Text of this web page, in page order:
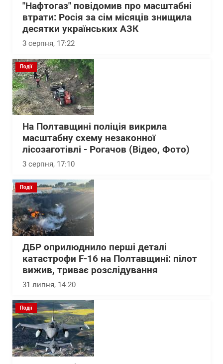
"Нафтогаз" повідомив про масштабні
втрати: Росія за сім місяців знищила
десятки українських АЗК
3 серпня, 17:22
Події
На Полтавщині поліція викрила
масштабну схему незаконної
лісозаготівлі - Рогачов (Відео, Фото)
3 серпня, 17:10
Події
ДБР оприлюднило перші деталі
катастрофи F-16 на Полтавщині: пілот
вижив, триває розслідування
31 липня, 14:20
Події